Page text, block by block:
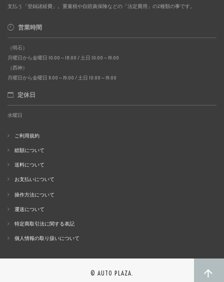
支払う「登録諸経費」。重量税や自賠責保険などの「法定費用」の2種類の事です。
営業時間
（明石）
月曜日から金曜日 10:00～18:00 / 土日 10:00～19:00
（西神）
月曜日から金曜日 11:00～19:00 / 土日 10:00～19:00
定休日
水曜日
ご利用規約
総額について
送料について
お支払いについて
操作方法について
運送について
特定商取引法に関する表記
個人情報の取り扱いについて
© AUTO PLAZA.